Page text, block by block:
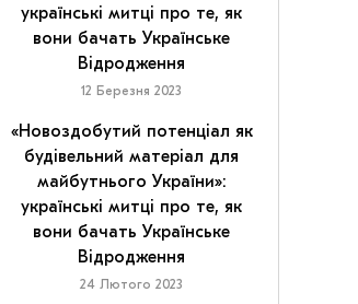
українські митці про те, як
вони бачать Українське
Відродження
12 Березня 2023
«Новоздобутий потенціал як
будівельний матеріал для
майбутнього України»:
українські митці про те, як
вони бачать Українське
Відродження
24 Лютого 2023